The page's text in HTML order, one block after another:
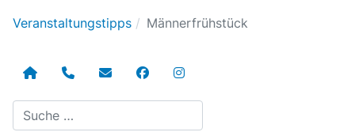
Veranstaltungstipps
Männerfrühstück
Suchen